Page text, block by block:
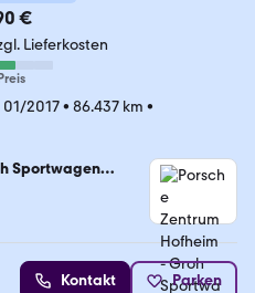
€
Lieferkosten
01/2017• 86.437 km •
Kontakt Parken